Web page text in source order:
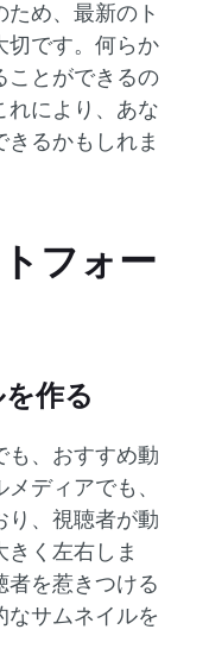
め、最新のト
切です。何らか
ことができるの
れにより、あな
るかもしれま
フォー
作る
も、おすすめ動
ディアでも、
り、視聴者が動
く左右しま
者を惹きつける
なサムネイルを